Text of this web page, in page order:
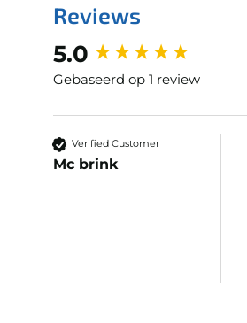
Reviews
5.0
Gebaseerd op 1 review
Verified Customer
Mc brink
New content loaded